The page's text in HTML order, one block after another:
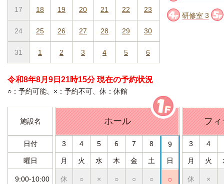
17 18 19 20 21 22 23
24 25 26 27 28 29 30
31 1 2 3 4 5 6
研修室 3
令和8年8月9日21時15分 現在の予約状況
○：予約可能、×：予約不可、休：休館
施設名 ホール フィ
日付 3 4 5 6 7 8 9 3 4
曜日 月 火 水 木 金 土 日 月 火
9:00-10:00 休 ○ × ○ ○ ○ ○ 休 ×